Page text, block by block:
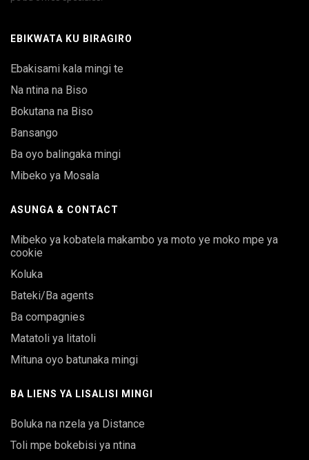
EBIKWATA KU BIRAGIRO
Ebakisami kala mingi te
Na ntina na Biso
Bokutana na Biso
Bansango
Ba oyo balingaka mingi
Mibeko ya Mosala
ASUNGA & CONTACT
Mibeko ya kobatela makambo ya moto ye moko mpe ya
cookie
Koluka
Bateki/Ba agents
Ba compagnies
Matatoli ya litatoli
Mituna oyo batunaka mingi
BA LIENS YA LISALISI MINGI
Boluka na nzela ya Distance
Toli mpe bokebisi ya ntina